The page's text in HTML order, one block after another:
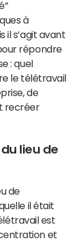
à
il s’agit avant
répondre
: quel
le télétravail
de
recréer
lieu de
de
il était
est
et